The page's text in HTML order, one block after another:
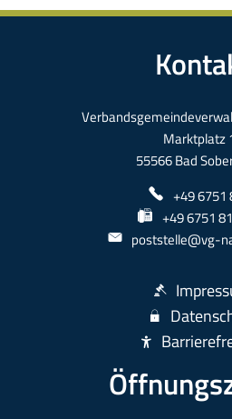
Marktplatz
55566 Bad
+49 6751
+49 6751
poststelle@vg-